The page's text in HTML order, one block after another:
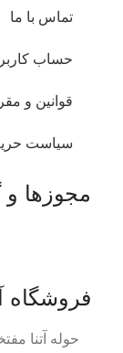
تماس با ما
حساب
قوانین و
سیاست
مجوزها و
فروشگاه
حوله آتنا